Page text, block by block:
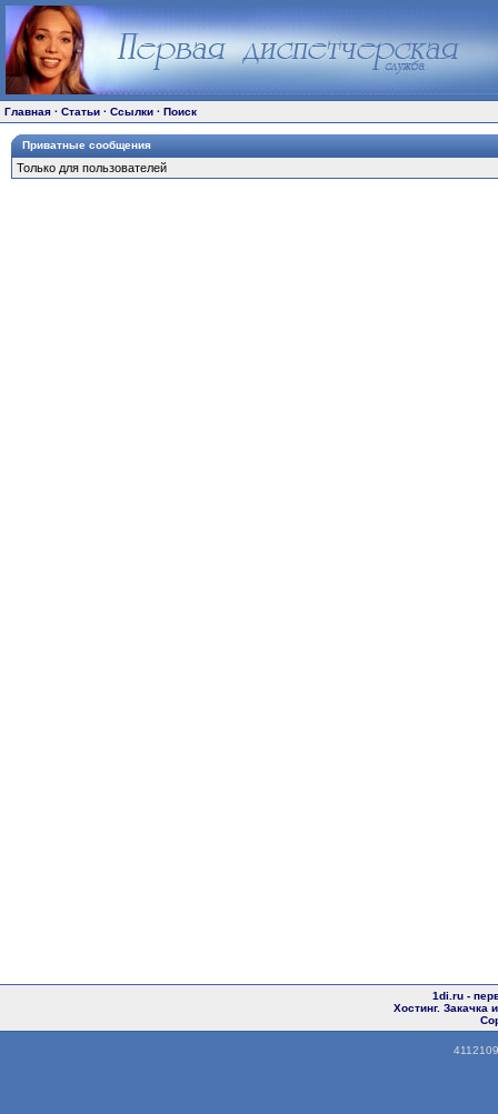
Главная · Статьи · Ссылки · Поиск
Приватные сообщения
Только для пользователей
1di.ru -
Хостинг.